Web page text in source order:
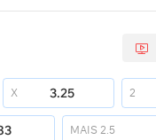
X 3.25 2
MAIS 2.5